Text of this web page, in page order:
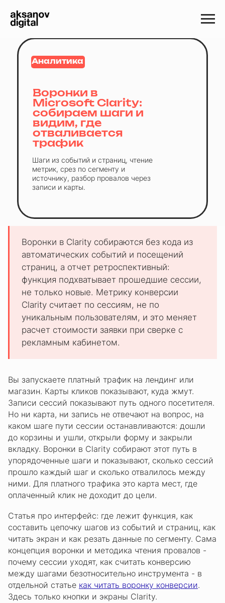
Воронки в
Microsoft Clarity:
собираем шаги и
видим, где
отваливается
трафик
Шаги из событий и страниц, чтение
метрик, срез по сегменту и
источнику, разбор провалов через
записи и карты.
Аналитика
Воронки в Clarity собираются без кода из
автоматических событий и посещений
страниц, а отчет ретроспективный:
функция подхватывает прошедшие сессии,
не только новые. Метрику конверсии
Clarity считает по сессиям, не по
уникальным пользователям, и это меняет
расчет стоимости заявки при сверке с
рекламным кабинетом.
Вы запускаете платный трафик на лендинг или
магазин. Карты кликов показывают, куда жмут.
Записи сессий показывают путь одного посетителя.
Но ни карта, ни запись не отвечают на вопрос, на
каком шаге пути сессии останавливаются: дошли
до корзины и ушли, открыли форму и закрыли
вкладку. Воронки в Clarity собирают этот путь в
упорядоченные шаги и показывают, сколько сессий
прошло каждый шаг и сколько отвалилось между
ними. Для платного трафика это карта мест, где
оплаченный клик не доходит до цели.
Статья про интерфейс: где лежит функция, как
составить цепочку шагов из событий и страниц, как
читать экран и как резать данные по сегменту. Сама
концепция воронки и методика чтения провалов -
почему сессии уходят, как считать конверсию
между шагами безотносительно инструмента - в
отдельной статье как читать воронку конверсии.
Здесь только кнопки и экраны Clarity.